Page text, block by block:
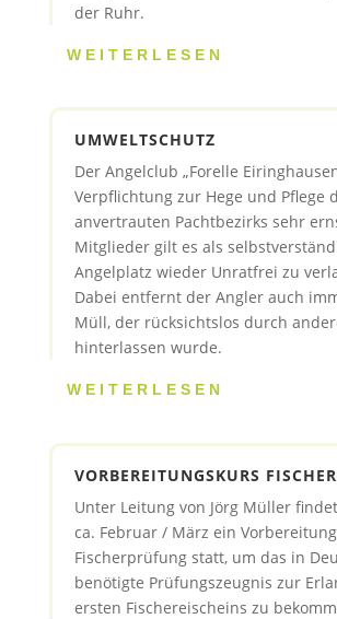
der Ruhr.
WEITERLESEN
UMWELTSCHUTZ
Der Angelclub „Forelle
Verpflichtung zur Hege und Pflege
anvertrauten Pachtbezirks sehr
Mitglieder gilt es als
Angelplatz wieder Unratfrei zu
Dabei entfernt der Angler auch
Müll, der rücksichtslos durch
hinterlassen wurde.
WEITERLESEN
VORBEREITUNGSKURS
Unter Leitung von Jörg Müller
ca. Februar / März ein
Fischerprüfung statt, um das in
benötigte Prüfungszeugnis zur
ersten Fischereischeins zu